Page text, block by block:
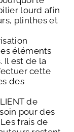
lourd afin
plinthes et
éléments
Il est de la
cette
des
de
pour des
frais de